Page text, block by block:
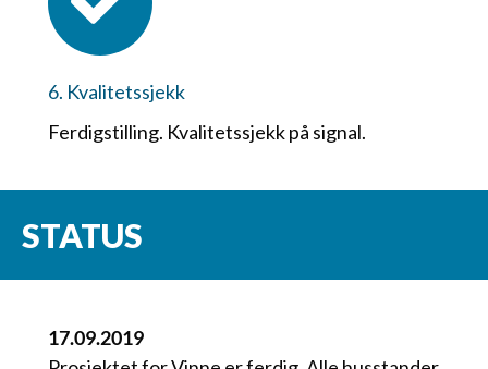
6. Kvalitetssjekk
Ferdigstilling. Kvalitetssjekk på signal.
STATUS
17.09.2019